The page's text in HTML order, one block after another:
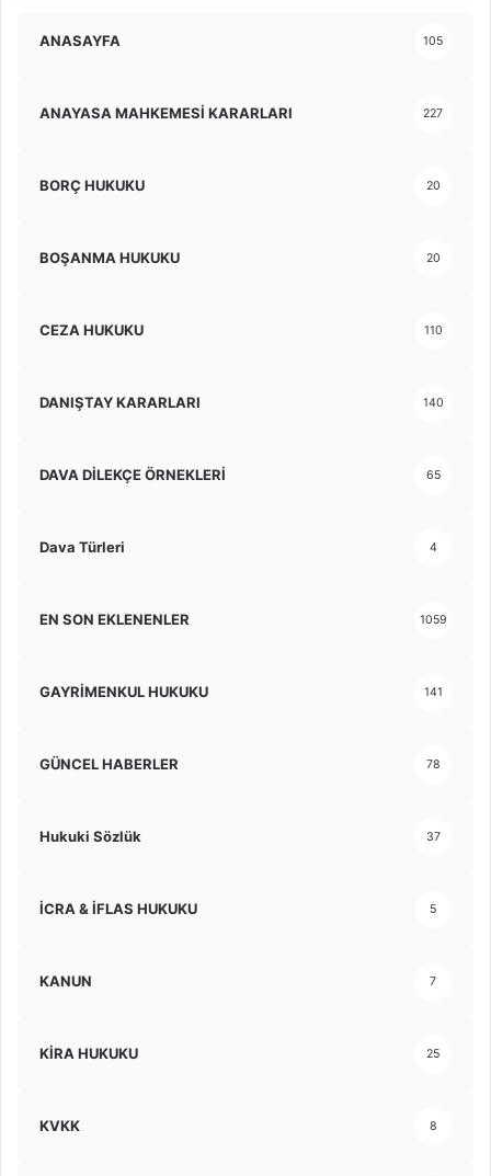
ANASAYFA 105
ANAYASA MAHKEMESİ KARARLARI 227
BORÇ HUKUKU 20
BOŞANMA HUKUKU 20
CEZA HUKUKU 110
DANIŞTAY KARARLARI 140
DAVA DİLEKÇE ÖRNEKLERİ 65
Dava Türleri 4
EN SON EKLENENLER 1059
GAYRİMENKUL HUKUKU 141
GÜNCEL HABERLER 78
Hukuki Sözlük 37
İCRA & İFLAS HUKUKU 5
KANUN 7
KİRA HUKUKU 25
KVKK 8